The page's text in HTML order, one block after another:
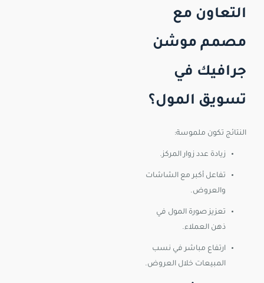
التعاون مع
مصمم موشن
جرافيك في
تسويق المول؟
النتائج تكون ملموسة:
زيادة عدد زوار المركز.
تفاعل أكبر مع الشاشات
والعروض.
تعزيز صورة المول في
ذهن العملاء.
ارتفاع مباشر في نسب
المبيعات خلال العروض.